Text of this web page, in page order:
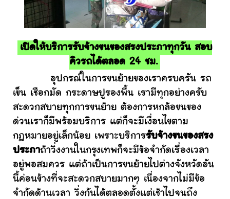
เปิดให้บริการรับจ้างขนของสรงประภาทุกวัน สอบ
คิวรถได้ตลอด 24 ชม.
อุปกรณ์ในการขนย้ายของเราครบครัน รถ
เข็น เชือกมัด กระดาษปูรองพื้น เรามีทุกอย่างครับ
สะดวกสบายทุกการขนย้าย ต้องการหกล้อขนของ
ด่วนเราก็มีพร้อมบริการ แต่ก็จะมีเงื่อนไขตาม
กฎหมายอยู่เล็กน้อย เพราะบริการรับจ้างขนของสรง
ประภาถ้าวิ่งงานในกรุงเทพก็จะมีข้อจำกัดเรื่องเวลา
อยู่พอสมควร แต่ถ้าเป็นการขนย้ายไปต่างจังหวัดอัน
นี้ค่อนข้างที่จะสะดวกสบายมากๆ เนื่องจากไม่มีข้อ
จำกัดด้านเวลา วิ่งกันได้ตลอดตั้งแต่เช้าไปจนถึง